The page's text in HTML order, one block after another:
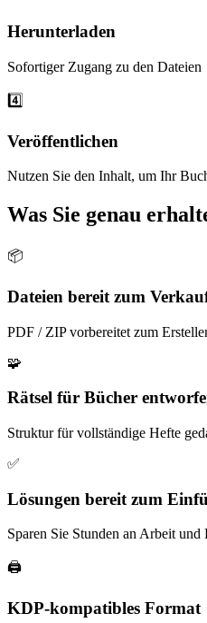
Herunterladen
Sofortiger Zugang zu den Dateien
4️⃣
Veröffentlichen
Nutzen Sie den Inhalt, um Ihr
Was Sie genau
📦
Dateien bereit zum
PDF / ZIP vorbereitet zum
🧩
Rätsel für Bücher
Struktur für vollständige Hefte
✅
Lösungen bereit zum
Sparen Sie Stunden an Arbeit und
🖨️
KDP-kompatibles Format